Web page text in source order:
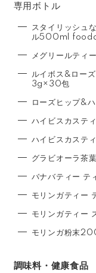
専用ボトル
スタイリッシュ
ル500ml
メグリールティ
ルイボス&ロー
3g×30包
ローズヒップ&
ハイビスカステ
ハイビスカステ
グラビオーラ茶
バナバティー
モリンガティー
モリンガティー
モリンガ粉末
調味料・健康食品